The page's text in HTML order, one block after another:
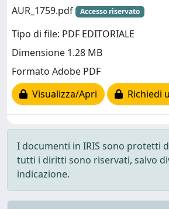
AUR_1759.pdf
Accesso riservato
Tipo di file: PDF EDITORIALE
Dimensione 1.28 MB
Formato Adobe PDF
Visualizza/Apri
Richiedi
I documenti in IRIS sono protetti
tutti i diritti sono riservati, salvo
indicazione.